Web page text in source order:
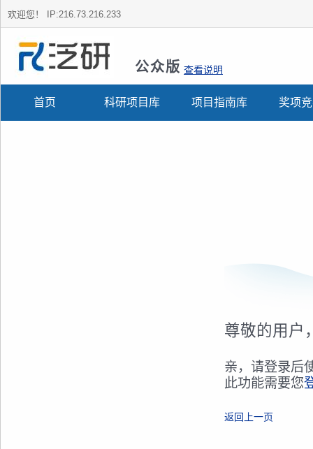
欢迎您！ IP:216.73.216.233
公众版 查看说明
首页 科研项目库 项目指南库 奖项
尊敬的用户
亲，请登录后
此功能需要您
返回上一页